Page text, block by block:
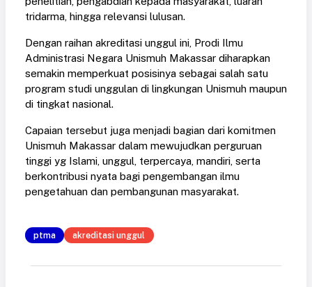
tridarma, hingga relevansi lulusan.
Dengan raihan akreditasi unggul ini, Prodi Ilmu
Administrasi Negara Unismuh Makassar diharapkan
semakin memperkuat posisinya sebagai salah satu
program studi unggulan di lingkungan Unismuh maupun
di tingkat nasional.
Capaian tersebut juga menjadi bagian dari komitmen
Unismuh Makassar dalam mewujudkan perguruan
tinggi yg Islami, unggul, terpercaya, mandiri, serta
berkontribusi nyata bagi pengembangan ilmu
pengetahuan dan pembangunan masyarakat.
ptma akreditasi unggul